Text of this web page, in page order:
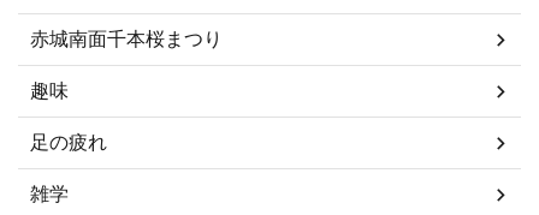
赤城南面千本桜まつり
趣味
足の疲れ
雑学